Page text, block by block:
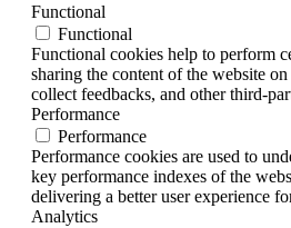
Functional
Functional
Functional cookies help to perform
sharing the content of the website
collect feedbacks, and other third-
Performance
Performance
Performance cookies are used to
key performance indexes of the
delivering a better user experience
Analytics